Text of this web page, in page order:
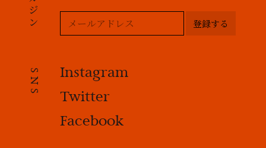
登録する
SNS
Instagram
Twitter
Facebook